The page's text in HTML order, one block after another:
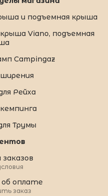
и подъемная крыша
Viano, подъемная
Campingaz
Рейха
Трумы
оплате
заказ